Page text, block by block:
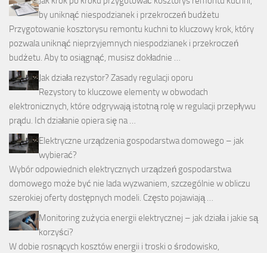
by uniknąć niespodzianek i przekroczeń budżetu
Przygotowanie kosztorysu remontu kuchni to kluczowy krok, który
pozwala uniknąć nieprzyjemnych niespodzianek i przekroczeń
budżetu. Aby to osiągnąć, musisz dokładnie …
Jak działa rezystor? Zasady regulacji oporu
Rezystory to kluczowe elementy w obwodach
elektronicznych, które odgrywają istotną rolę w regulacji przepływu
prądu. Ich działanie opiera się na …
Elektryczne urządzenia gospodarstwa domowego – jak
wybierać?
Wybór odpowiednich elektrycznych urządzeń gospodarstwa
domowego może być nie lada wyzwaniem, szczególnie w obliczu
szerokiej oferty dostępnych modeli. Często pojawiają …
Monitoring zużycia energii elektrycznej – jak działa i jakie są
korzyści?
W dobie rosnących kosztów energii i troski o środowisko,